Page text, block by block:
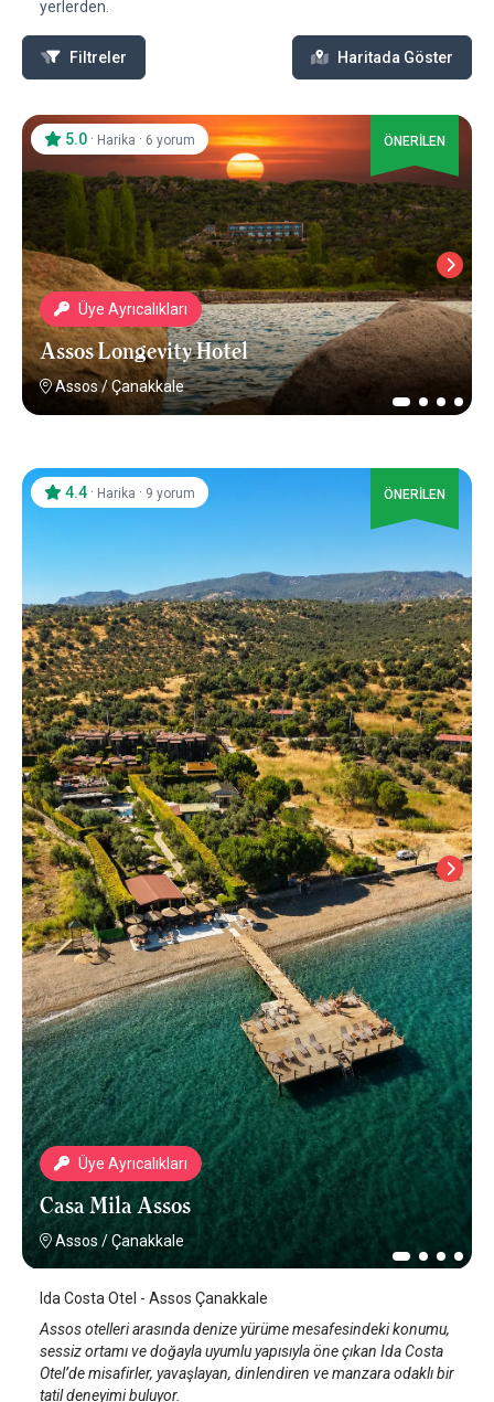
yerlerden.
Filtreler Haritada Göster
Üye Ayrıcalıkları
Assos Longevity Hotel
Assos /Çanakkale
5.0 · Harika · 6 yorum ÖNERİLEN
Üye Ayrıcalıkları
Casa Mila Assos
Assos/Çanakkale
4.4 · Harika · 9 yorum ÖNERİLEN
Ida Costa Otel - Assos Çanakkale
Assos otelleri arasında denize yürüme mesafesindeki konumu,
sessiz ortamı ve doğayla uyumlu yapısıyla öne çıkan Ida Costa
Otel’de misafirler, yavaşlayan, dinlendiren ve manzara odaklı bir
tatil deneyimi buluyor.